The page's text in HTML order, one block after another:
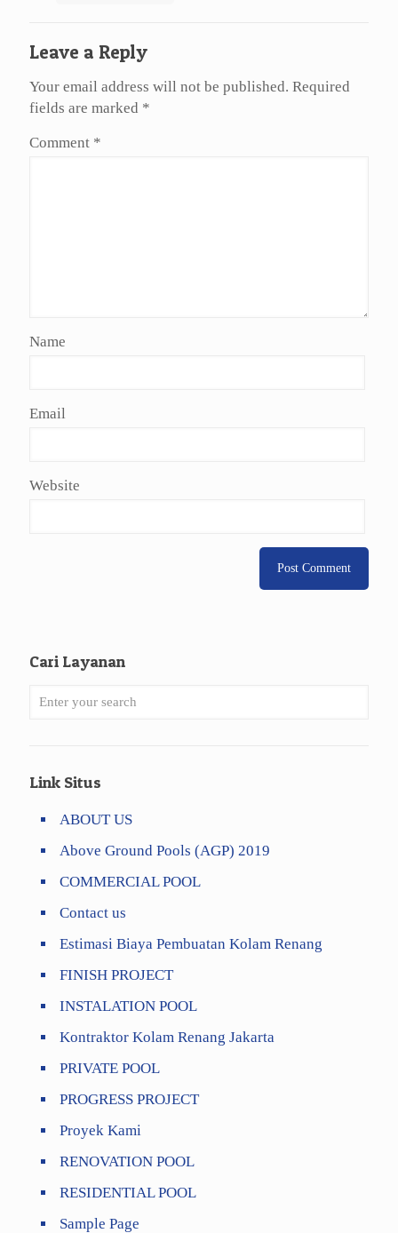
Leave a Reply
Your email address will not be published. Required
fields are marked *
Comment *
Name
Email
Website
Cari Layanan
Link Situs
ABOUT US
Above Ground Pools (AGP) 2019
COMMERCIAL POOL
Contact us
Estimasi Biaya Pembuatan Kolam Renang
FINISH PROJECT
INSTALATION POOL
Kontraktor Kolam Renang Jakarta
PRIVATE POOL
PROGRESS PROJECT
Proyek Kami
RENOVATION POOL
RESIDENTIAL POOL
Sample Page